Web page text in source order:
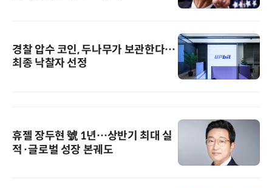
경찰 압수 코인, 두나무가 보관한다…
최종 낙찰자 선정
휴젤 장두현 號 1년…상반기 최대 실
적·글로벌 성장 본궤도